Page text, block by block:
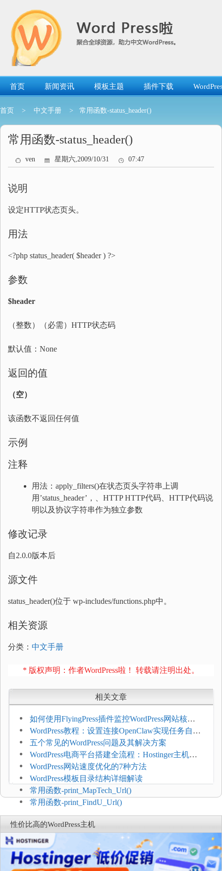
首页 新闻资讯 模板主题 插件下载
首页 > 中文手册 > 常用函数-status_header()
常用函数-status_header()
ven 星期六,2009/10/31 07:47
说明
设定HTTP状态页头。
用法
<?php status_header( $header ) ?>
参数
$header
（整数）（必需）HTTP状态码
默认值：None
返回的值
（空）
该函数不返回任何值
示例
注释
用法：apply_filters()在状态页头字符串上调
用’status_header’，、HTTP HTTP代码、HTTP代码说
明以及协议字符串作为独立参数
修改记录
自2.0.0版本后
源文件
status_header()位于 wp-includes/functions.php中。
相关资源
分类： 中文手册
* 版权声明：作者WordPress啦！ 转载请注明出处。
相关文章
如何使用FlyingPress插件监控WordPress网站核心
网页指标（CWV）
WordPress教程：设置连接OpenClaw实现任务自动
化
五个常见的WordPress问题及其解决方案
WordPress电商平台搭建全流程：Hostinger主机一
键部署
WordPress网站速度优化的7种方法
WordPress模板目录结构详细解读
常用函数-print_MapTech_Url()
常用函数-print_FindU_Url()
性价比高的WordPress主机